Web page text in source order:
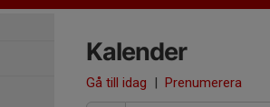
Kalender
Gå till idag | Prenumerera